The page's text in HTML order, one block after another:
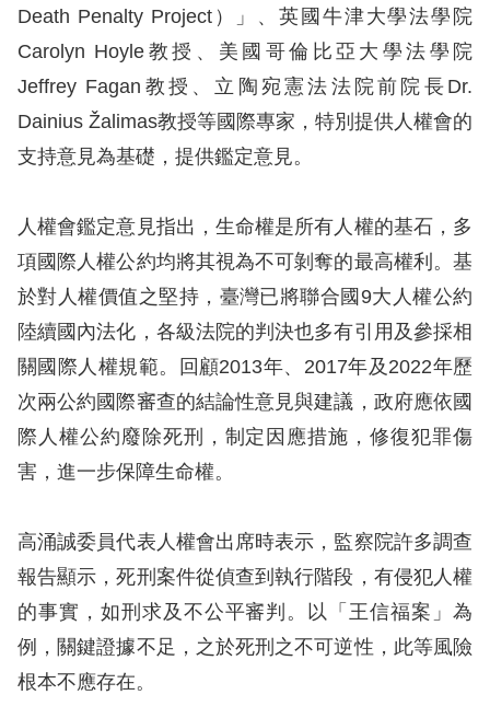
消
息
權
業
核
心
人
權
公
約
陳
情
訴
人
權
資
料
Death Penalty Project）」、英國牛津大學法學院
Carolyn Hoyle教授、美國哥倫比亞大學法學院
Jeffrey Fagan教授、立陶宛憲法法院前院長Dr.
Dainius Žalimas教授等國際專家，特別提供人權會的
支持意見為基礎，提供鑑定意見。
人權會鑑定意見指出，生命權是所有人權的基石，多
項國際人權公約均將其視為不可剝奪的最高權利。基
於對人權價值之堅持，臺灣已將聯合國9大人權公約
陸續國內法化，各級法院的判決也多有引用及參採相
關國際人權規範。回顧2013年、2017年及2022年歷
次兩公約國際審查的結論性意見與建議，政府應依國
際人權公約廢除死刑，制定因應措施，修復犯罪傷
害，進一步保障生命權。
高涌誠委員代表人權會出席時表示，監察院許多調查
報告顯示，死刑案件從偵查到執行階段，有侵犯人權
的事實，如刑求及不公平審判。以「王信福案」為
例，關鍵證據不足，之於死刑之不可逆性，此等風險
根本不應存在。